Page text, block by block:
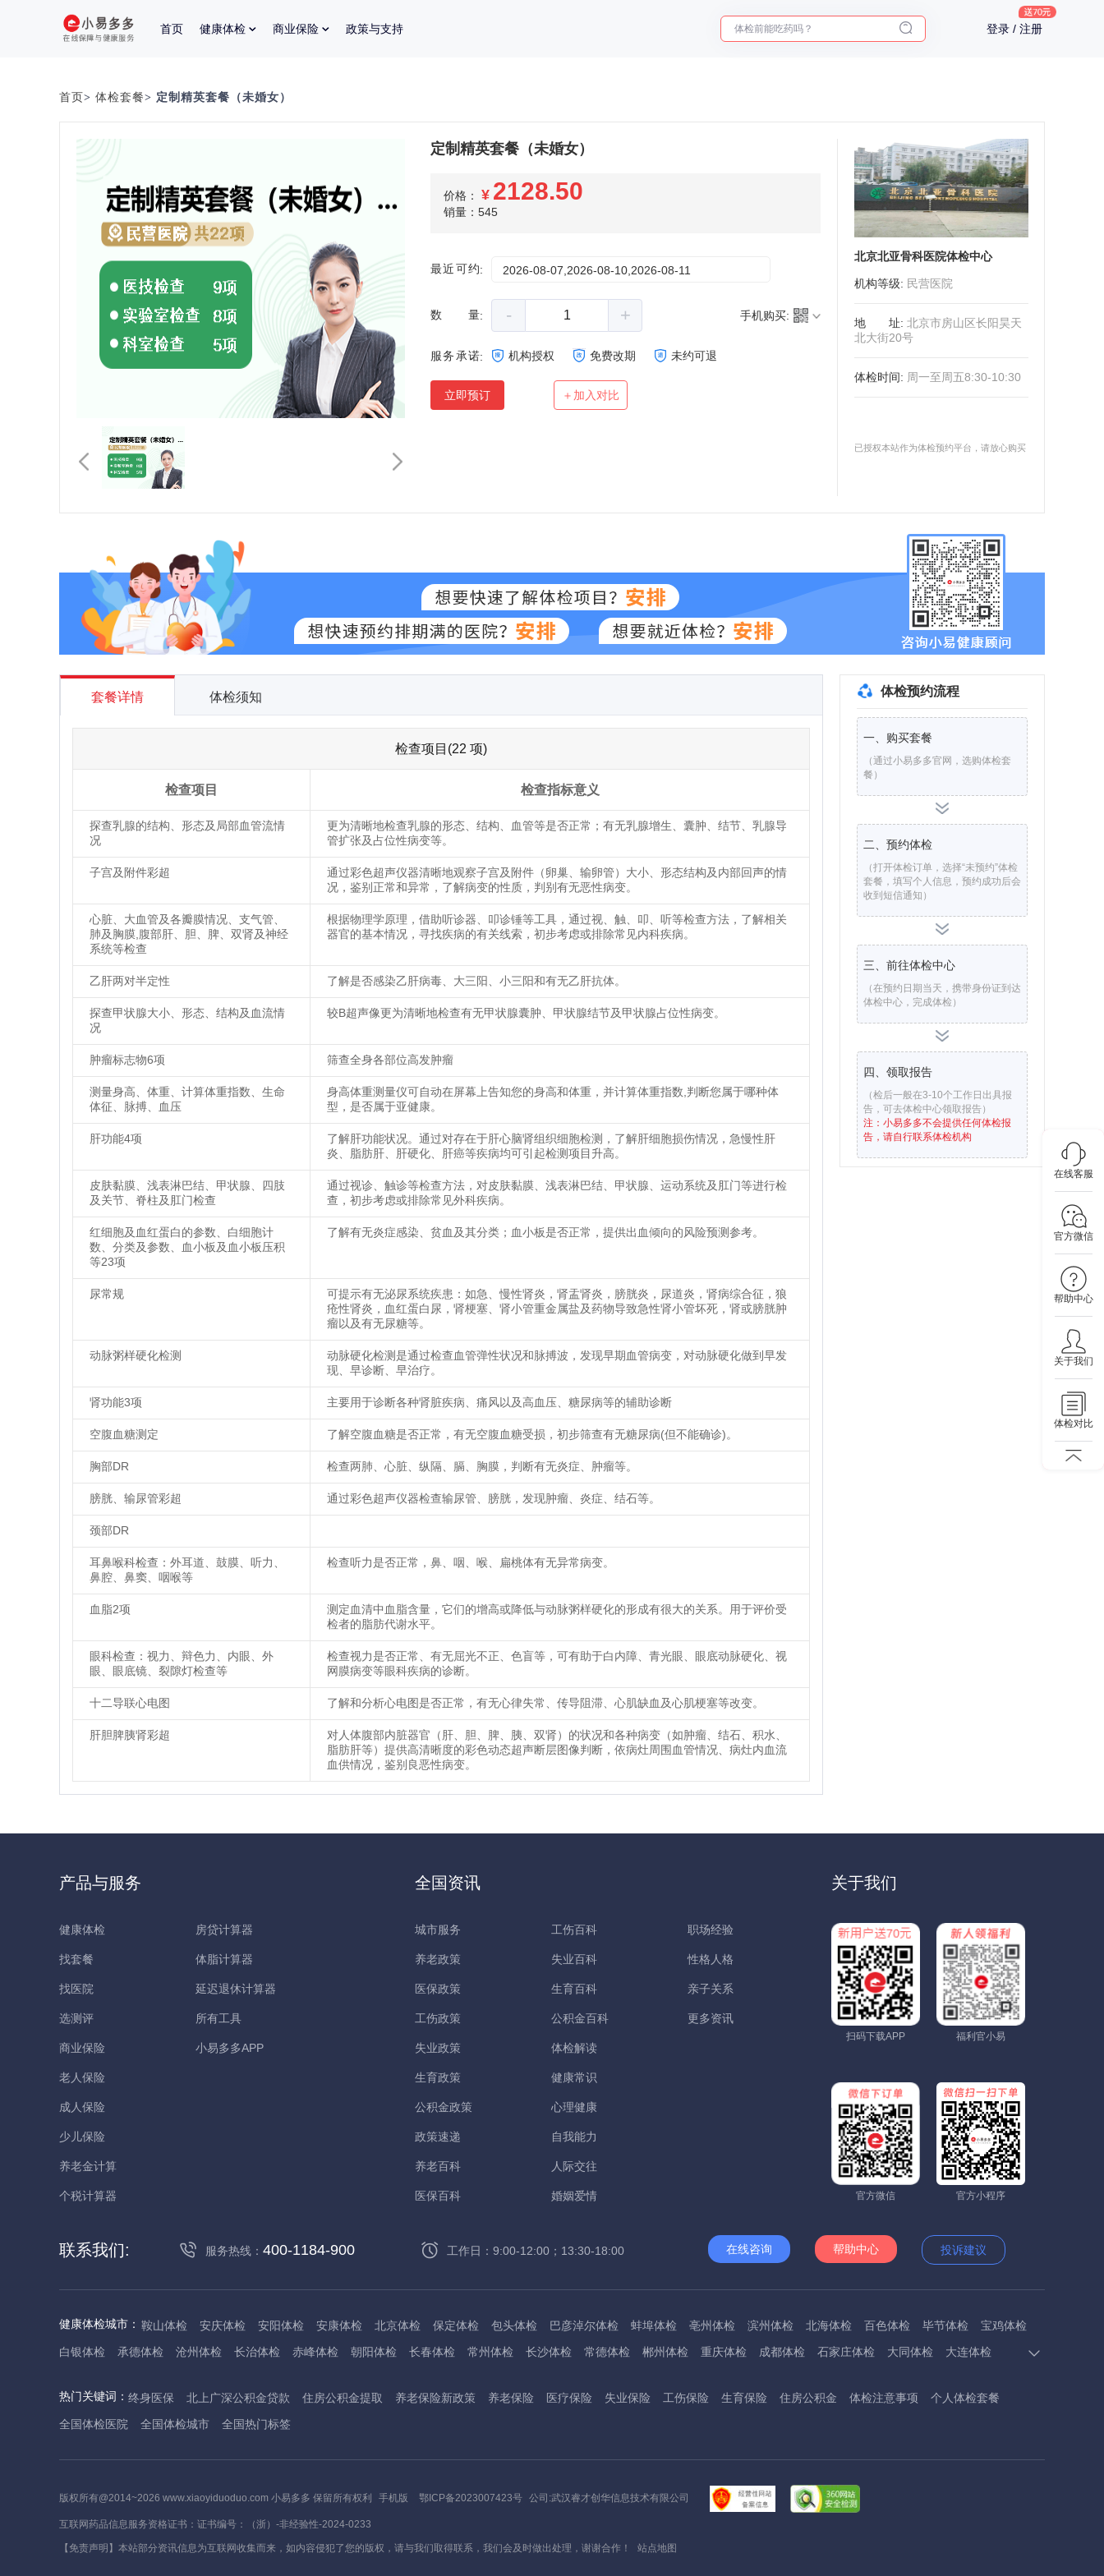
首页 健康体检 商业保险 政策与支持
体检前能吃药吗？
十大理由告诉你为什么要买保险
登录 / 注册
在线客服
官方微信
帮助中心
关于我们
体检对比
首页> 体检套餐> 定制精英套餐（未婚女）
定制精英套餐（未婚女）
价格： ¥ 2128.50
销量：545
最近可约: 2026-08-07,2026-08-10,2026-08-11
数量: - + 手机购买:
服务承诺: 机构授权 免费改期 未约可退
立即预订 ＋加入对比
北京北亚骨科医院体检中心
机构等级: 民营医院
地址: 北京市房山区长阳昊天
北大街20号
体检时间: 周一至周五8:30-10:30
已授权本站作为体检预约平台，请放心购买
套餐详情 体检须知
检查项目(22 项)
检查项目 检查指标意义
探查乳腺的结构、形态及局部血管流情
况
更为清晰地检查乳腺的形态、结构、血管等是否正常；有无乳腺增生、囊肿、结节、乳腺导
管扩张及占位性病变等。
子宫及附件彩超
通过彩色超声仪器清晰地观察子宫及附件（卵巢、输卵管）大小、形态结构及内部回声的情
况，鉴别正常和异常，了解病变的性质，判别有无恶性病变。
心脏、大血管及各瓣膜情况、支气管、
肺及胸膜,腹部肝、胆、脾、双肾及神经
系统等检查
根据物理学原理，借助听诊器、叩诊锤等工具，通过视、触、叩、听等检查方法，了解相关
器官的基本情况，寻找疾病的有关线索，初步考虑或排除常见内科疾病。
乙肝两对半定性 了解是否感染乙肝病毒、大三阳、小三阳和有无乙肝抗体。
探查甲状腺大小、形态、结构及血流情
况
较B超声像更为清晰地检查有无甲状腺囊肿、甲状腺结节及甲状腺占位性病变。
肿瘤标志物6项 筛查全身各部位高发肿瘤
测量身高、体重、计算体重指数、生命
体征、脉搏、血压
身高体重测量仪可自动在屏幕上告知您的身高和体重，并计算体重指数,判断您属于哪种体
型，是否属于亚健康。
肝功能4项
了解肝功能状况。通过对存在于肝心脑肾组织细胞检测，了解肝细胞损伤情况，急慢性肝
炎、脂肪肝、肝硬化、肝癌等疾病均可引起检测项目升高。
皮肤黏膜、浅表淋巴结、甲状腺、四肢
及关节、脊柱及肛门检查
通过视诊、触诊等检查方法，对皮肤黏膜、浅表淋巴结、甲状腺、运动系统及肛门等进行检
查，初步考虑或排除常见外科疾病。
红细胞及血红蛋白的参数、白细胞计
数、分类及参数、血小板及血小板压积
等23项
了解有无炎症感染、贫血及其分类；血小板是否正常，提供出血倾向的风险预测参考。
尿常规
可提示有无泌尿系统疾患：如急、慢性肾炎，肾盂肾炎，膀胱炎，尿道炎，肾病综合征，狼
疮性肾炎，血红蛋白尿，肾梗塞、肾小管重金属盐及药物导致急性肾小管坏死，肾或膀胱肿
瘤以及有无尿糖等。
动脉粥样硬化检测
动脉硬化检测是通过检查血管弹性状况和脉搏波，发现早期血管病变，对动脉硬化做到早发
现、早诊断、早治疗。
肾功能3项 主要用于诊断各种肾脏疾病、痛风以及高血压、糖尿病等的辅助诊断
空腹血糖测定 了解空腹血糖是否正常，有无空腹血糖受损，初步筛查有无糖尿病(但不能确诊)。
胸部DR 检查两肺、心脏、纵隔、膈、胸膜，判断有无炎症、肿瘤等。
膀胱、输尿管彩超 通过彩色超声仪器检查输尿管、膀胱，发现肿瘤、炎症、结石等。
颈部DR
耳鼻喉科检查：外耳道、鼓膜、听力、
鼻腔、鼻窦、咽喉等
检查听力是否正常，鼻、咽、喉、扁桃体有无异常病变。
血脂2项
测定血清中血脂含量，它们的增高或降低与动脉粥样硬化的形成有很大的关系。用于评价受
检者的脂肪代谢水平。
眼科检查：视力、辩色力、内眼、外
眼、眼底镜、裂隙灯检查等
检查视力是否正常、有无屈光不正、色盲等，可有助于白内障、青光眼、眼底动脉硬化、视
网膜病变等眼科疾病的诊断。
十二导联心电图 了解和分析心电图是否正常，有无心律失常、传导阻滞、心肌缺血及心肌梗塞等改变。
肝胆脾胰肾彩超
对人体腹部内脏器官（肝、胆、脾、胰、双肾）的状况和各种病变（如肿瘤、结石、积水、
脂肪肝等）提供高清晰度的彩色动态超声断层图像判断，依病灶周围血管情况、病灶内血流
血供情况，鉴别良恶性病变。
体检预约流程
一、购买套餐
（通过小易多多官网，选购体检套
餐）
二、预约体检
（打开体检订单，选择“未预约”体检
套餐，填写个人信息，预约成功后会
收到短信通知）
三、前往体检中心
（在预约日期当天，携带身份证到达
体检中心，完成体检）
四、领取报告
（检后一般在3-10个工作日出具报
告，可去体检中心领取报告）
注：小易多多不会提供任何体检报
告，请自行联系体检机构
产品与服务
健康体检
找套餐
找医院
选测评
商业保险
老人保险
成人保险
少儿保险
养老金计算
个税计算器
房贷计算器
体脂计算器
延迟退休计算器
所有工具
小易多多APP
全国资讯
城市服务
养老政策
医保政策
工伤政策
失业政策
生育政策
公积金政策
政策速递
养老百科
医保百科
工伤百科
失业百科
生育百科
公积金百科
体检解读
健康常识
心理健康
自我能力
人际交往
婚姻爱情
职场经验
性格人格
亲子关系
更多资讯
关于我们
扫码下载APP 福利官小易
官方微信 官方小程序
联系我们: 服务热线： 400-1184-900 工作日：9:00-12:00；13:30-18:00 在线咨询 帮助中心 投诉建议
健康体检城市： 鞍山体检 安庆体检 安阳体检 安康体检 北京体检 保定体检 包头体检 巴彦淖尔体检 蚌埠体检 亳州体检 滨州体检 北海体检 百色体检 毕节体检
宝鸡体检
白银体检
承德体检 沧州体检 长治体检 赤峰体检 朝阳体检 长春体检 常州体检 长沙体检 常德体检 郴州体检 重庆体检 成都体检 石家庄体检 大同体检
大连体检
抚州体检
佛山体检 防城港体检 赣州体检 广州体检 桂林体检 贵港体检 广元体检 贵阳体检 红河体检 邯郸体检 衡水体检 呼和浩特体检 呼伦贝尔体检
葫芦岛体检
哈尔滨体检
淮安体检 杭州体检 湖州体检
河池体检
海口体检 汉中体检 晋城体检 晋中体检 锦州体检 吉林体检 齐齐哈尔体检 鸡西体检 嘉兴体检 金华体检 景德镇体检 九江体检 吉安体检 济南体检
济宁体检
廊坊体检 临汾体检 辽阳体检 连云港体检
六盘水体检 兰州体检 陇南体检
热门关键词： 终身医保 北上广深公积金贷款 住房公积金提取 养老保险新政策 养老保险 医疗保险 失业保险 工伤保险 生育保险 住房公积金 体检注意事项
个人体检套餐
全国体检医院
全国体检城市 全国热门标签
版权所有@2014~2026 www.xiaoyiduoduo.com 小易多多 保留所有权利 手机版 鄂ICP备2023007423号 公司:武汉睿才创华信息技术有限公司
互联网药品信息服务资格证书：证书编号：（浙）-非经验性-2024-0233
【免责声明】本站部分资讯信息为互联网收集而来，如内容侵犯了您的版权，请与我们取得联系，我们会及时做出处理，谢谢合作！ 站点地图